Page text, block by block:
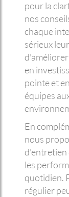
pour la
nos
chaque
sérieux
en
pointe et
équipes
En
nous
d'entretien
les
quotidien.
régulier